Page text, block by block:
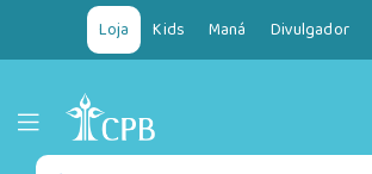
Loja Kids Maná Divulgador